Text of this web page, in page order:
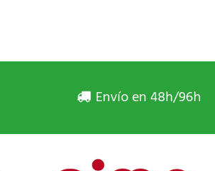
Envío en 48h/96h